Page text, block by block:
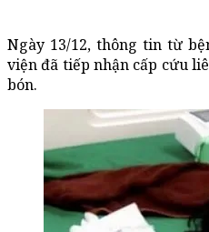
Ngày 13/12, thông tin từ
viện đã tiếp nhận cấp cứu
bón.